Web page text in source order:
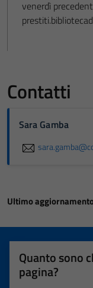
venerdì
Contatti
Sara Gamba
Ultimo
Quanto sono
pagina?